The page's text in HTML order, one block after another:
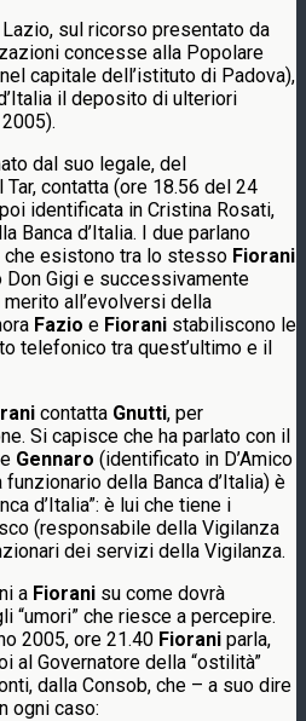
sul ricorso presentato da
concesse alla Popolare
capitale dell’istituto di Padova),
il deposito di ulteriori
dal suo legale, del
contatta (ore 18.56 del 24
identificata in Cristina Rosati,
Banca d’Italia. I due parlano
esistono tra lo stesso Fiorani
Don Gigi e successivamente
merito all’evolversi della
Fazio e Fiorani stabiliscono le
telefonico tra quest’ultimo e il
contatta Gnutti, per
Si capisce che ha parlato con il
Gennaro (identificato in D’Amico
della Banca d’Italia) è
d’Italia”: è lui che tiene i
(responsabile della Vigilanza
dei servizi della Vigilanza.
a Fiorani su come dovrà
“umori” che riesce a percepire.
2005, ore 21.40 Fiorani parla,
al Governatore della “ostilità”
dalla Consob, che – a suo dire
ogni caso: